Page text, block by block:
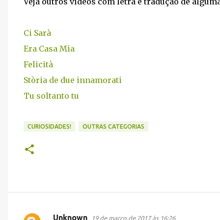
Ci Sarà
Era Casa Mia
Felicità
Stòria de due innamorati
Tu soltanto tu
CURIOSIDADES! OUTRAS CATEGORIAS
Unknown 19 de março de 2017 às 16:26